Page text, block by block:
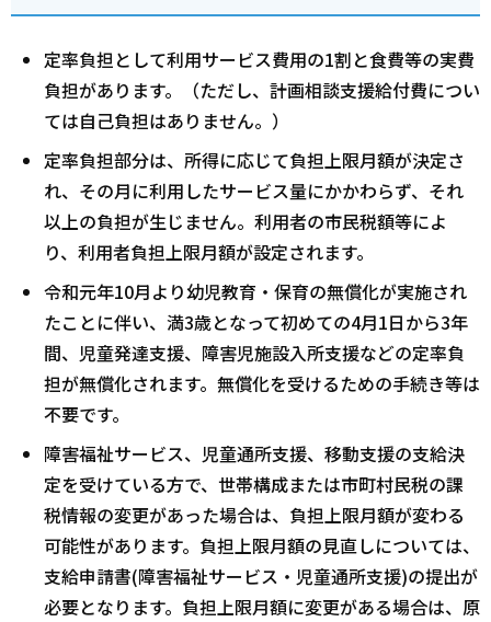
定率負担として利用サービス費用の1割と食費等の実費
負担があります。（ただし、計画相談支援給付費につい
ては自己負担はありません。）
定率負担部分は、所得に応じて負担上限月額が決定さ
れ、その月に利用したサービス量にかかわらず、それ
以上の負担が生じません。利用者の市民税額等によ
り、利用者負担上限月額が設定されます。
令和元年10月より幼児教育・保育の無償化が実施され
たことに伴い、満3歳となって初めての4月1日から3年
間、児童発達支援、障害児施設入所支援などの定率負
担が無償化されます。無償化を受けるための手続き等は
不要です。
障害福祉サービス、児童通所支援、移動支援の支給決
定を受けている方で、世帯構成または市町村民税の課
税情報の変更があった場合は、負担上限月額が変わる
可能性があります。負担上限月額の見直しについては、
支給申請書(障害福祉サービス・児童通所支援)の提出が
必要となります。負担上限月額に変更がある場合は、原